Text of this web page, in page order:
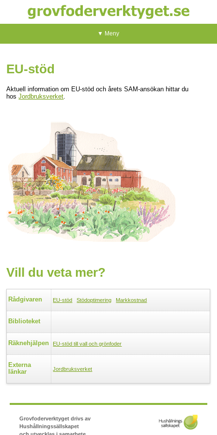
▼ Meny
EU-stöd
Aktuell information om EU-stöd och årets SAM-ansökan hittar du
hosJordbruksverket
Vill du veta mer?
Rådgivaren EU-stöd Stödoptimering Markkostnad
Biblioteket
Räknehjälpen EU-stöd till vall och grönfoder
Externa
länkar
Jordbruksverket
Grovfoderverktyget drivs av
Hushållningssällskapet
och utvecklas i samarbete